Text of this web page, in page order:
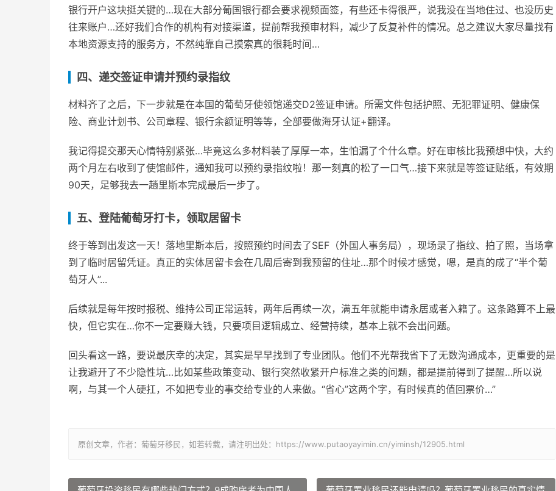
银行开户这块挺关键的…现在大部分葡国银行都会要求视频面签，有些还卡得很严，说我没在当地住过、也没历史
往来账户…还好我们合作的机构有对接渠道，提前帮我预审材料，减少了反复补件的情况。总之建议大家尽量找有
本地资源支持的服务方，不然纯靠自己摸索真的很耗时间…
四、递交签证申请并预约录指纹
材料齐了之后，下一步就是在本国的葡萄牙使领馆递交D2签证申请。所需文件包括护照、无犯罪证明、健康保
险、商业计划书、公司章程、银行余额证明等等，全部要做海牙认证+翻译。
我记得提交那天心情特别紧张…毕竟这么多材料装了厚厚一本，生怕漏了个什么章。好在审核比我预想中快，大约
两个月左右收到了使馆邮件，通知我可以预约录指纹啦！那一刻真的松了一口气…接下来就是等签证贴纸，有效期
90天，足够我去一趟里斯本完成最后一步了。
五、登陆葡萄牙打卡，领取居留卡
终于等到出发这一天！落地里斯本后，按照预约时间去了SEF（外国人事务局），现场录了指纹、拍了照，当场拿
到了临时居留凭证。真正的实体居留卡会在几周后寄到我预留的住址…那个时候才感觉，嗯，是真的成了“半个葡
萄牙人”...
后续就是每年按时报税、维持公司正常运转，两年后再续一次，满五年就能申请永居或者入籍了。这条路算不上最
快，但它实在…你不一定要赚大钱，只要项目逻辑成立、经营持续，基本上就不会出问题。
回头看这一路，要说最庆幸的决定，其实是早早找到了专业团队。他们不光帮我省下了无数沟通成本，更重要的是
让我避开了不少隐性坑…比如某些政策变动、银行突然收紧开户标准之类的问题，都是提前得到了提醒…所以说
啊，与其一个人硬扛，不如把专业的事交给专业的人来做。“省心”这两个字，有时候真的值回票价…”
原创文章，作者：葡萄牙移民，如若转载，请注明出处：https://www.putaoyayimin.cn/yiminsh/12905.html